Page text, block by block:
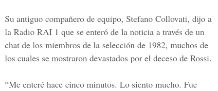
Su antiguo compañero de equipo, Stefano Collovati, dijo a
la Radio RAI 1 que se enteró de la noticia a través de un
chat de los miembros de la selección de 1982, muchos de
los cuales se mostraron devastados por el deceso de Rossi.
“Me enteré hace cinco minutos. Lo siento mucho. Fue